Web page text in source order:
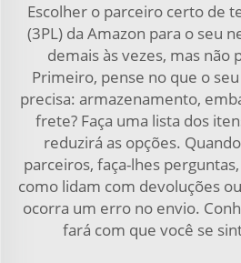
Escolher o parceiro certo de
(3PL) da Amazon para o seu
demais às vezes, mas não
Primeiro, pense no que o
precisa: armazenamento,
frete? Faça uma lista dos
reduzirá as opções.
parceiros, faça-lhes
como lidam com devoluções
ocorra um erro no envio.
fará com que você se